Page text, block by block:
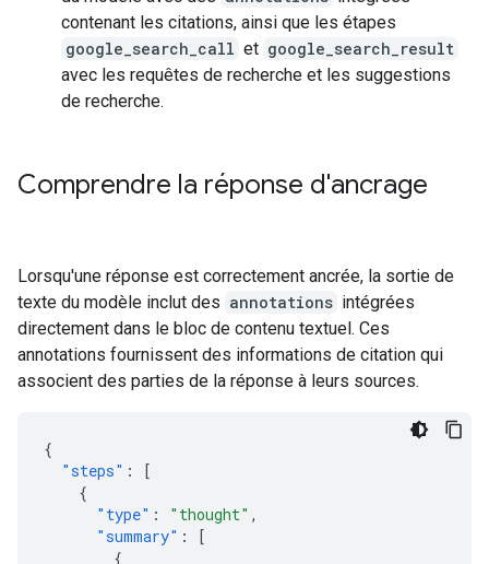
contenant les citations, ainsi que les étapes
google_search_call et google_search_result
avec les requêtes de recherche et les suggestions
de recherche.
Comprendre la réponse d'ancrage
Lorsqu'une réponse est correctement ancrée, la sortie de
texte du modèle inclut des annotations intégrées
directement dans le bloc de contenu textuel. Ces
annotations fournissent des informations de citation qui
associent des parties de la réponse à leurs sources.
{
"steps" :
[
{
"type" : "thought" ,
"summary" :
[
{